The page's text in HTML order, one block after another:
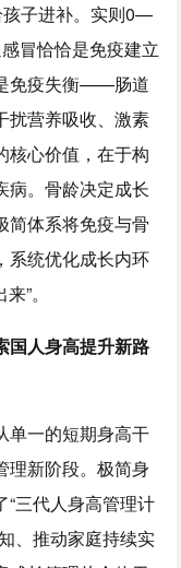
孩子进补。实则0—
冒恰恰是免疫建立
免疫失衡——肠道
扰营养吸收、激素
核心价值，在于构
病。骨龄决定成长
简体系将免疫与骨
系统优化成长内环
”。
国人身高提升新路
单一的短期身高干
理新阶段。极简身
三代人身高管理计
、推动家庭持续实